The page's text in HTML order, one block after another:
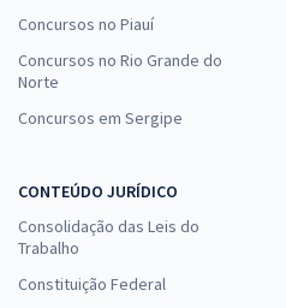
Concursos no Piauí
Concursos no Rio Grande do
Norte
Concursos em Sergipe
CONTEÚDO JURÍDICO
Consolidação das Leis do
Trabalho
Constituição Federal